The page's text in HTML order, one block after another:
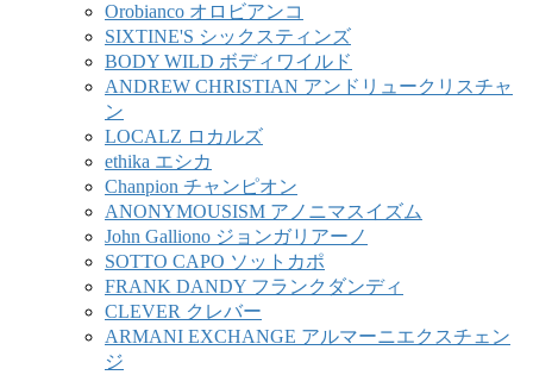
Orobianco オロビアンコ
SIXTINE'S シックスティンズ
BODY WILD ボディワイルド
ANDREW CHRISTIAN アンドリュークリスチャ
ン
LOCALZ ロカルズ
ethika エシカ
Chanpion チャンピオン
ANONYMOUSISM アノニマスイズム
John Galliono ジョンガリアーノ
SOTTO CAPO ソットカポ
FRANK DANDY フランクダンディ
CLEVER クレバー
ARMANI EXCHANGE アルマーニエクスチェン
ジ